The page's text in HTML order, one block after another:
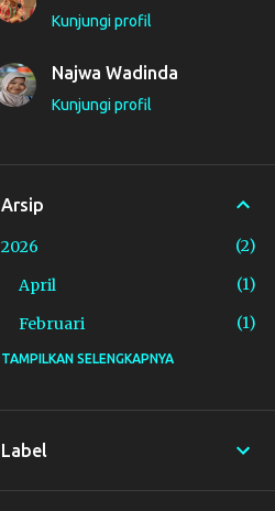
Kunjungi profil
Najwa Wadinda
Kunjungi profil
Arsip
2026
2
April
1
Februari
1
2025
Oktober
TAMPILKAN SELENGKAPNYA
Label